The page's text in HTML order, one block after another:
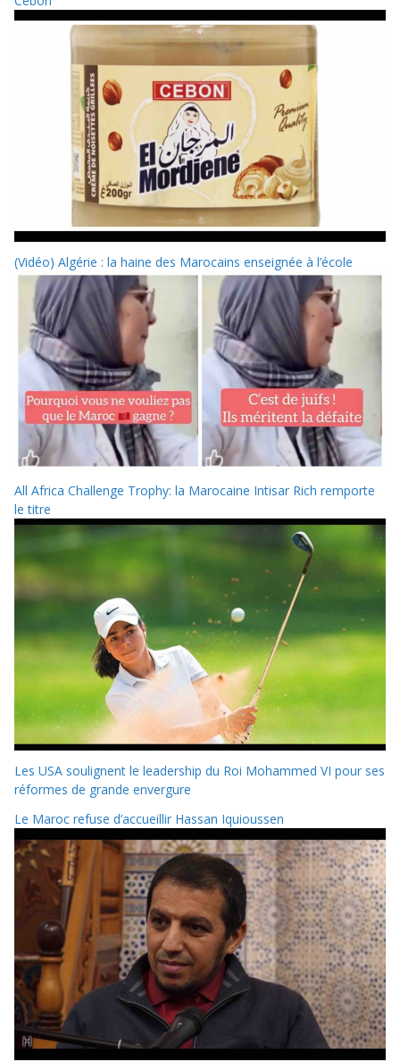
(Vidéo) Algérie : la haine des Marocains enseignée à l’école
All Africa Challenge Trophy: la Marocaine Intisar Rich remporte
le titre
Les USA soulignent le leadership du Roi Mohammed VI pour ses
réformes de grande envergure
Le Maroc refuse d’accueillir Hassan Iquioussen